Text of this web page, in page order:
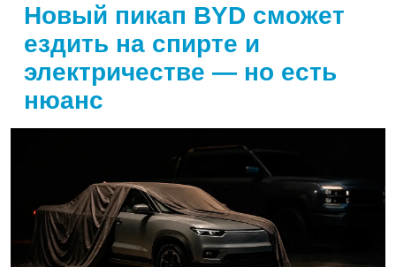
Новый пикап BYD сможет
ездить на спирте и
электричестве — но есть
нюанс